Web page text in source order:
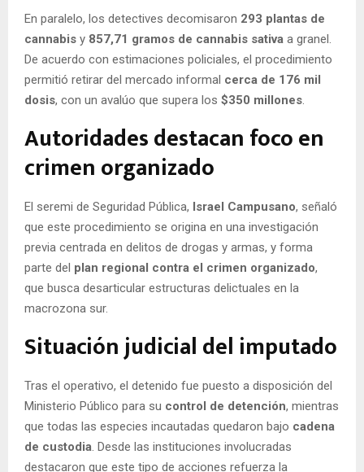
En paralelo, los detectives decomisaron 293 plantas de
cannabis y 857,71 gramos de cannabis sativa a granel.
De acuerdo con estimaciones policiales, el procedimiento
permitió retirar del mercado informal cerca de 176 mil
dosis, con un avalúo que supera los $350 millones.
Autoridades destacan foco en
crimen organizado
El seremi de Seguridad Pública, Israel Campusano, señaló
que este procedimiento se origina en una investigación
previa centrada en delitos de drogas y armas, y forma
parte del plan regional contra el crimen organizado,
que busca desarticular estructuras delictuales en la
macrozona sur.
Situación judicial del imputado
Tras el operativo, el detenido fue puesto a disposición del
Ministerio Público para su control de detención, mientras
que todas las especies incautadas quedaron bajo cadena
de custodia. Desde las instituciones involucradas
destacaron que este tipo de acciones refuerza la